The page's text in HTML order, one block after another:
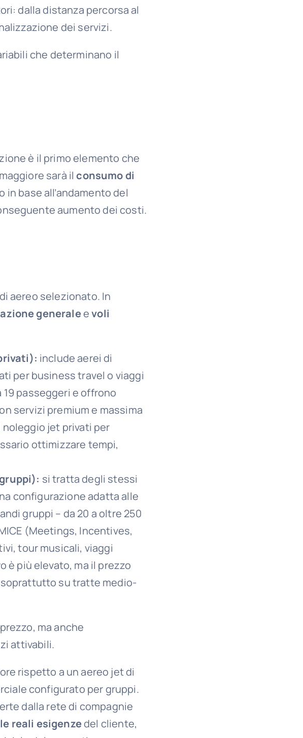
dalla distanza percorsa al
dei servizi.
che determinano il
è il primo elemento che
sarà ilconsumo di
base all’andamento del
aumento dei costi.
aereo selezionato. In
generaleevoli
include aerei di
per business travel o viaggi
passeggeri e offrono
servizi premium e massima
noleggio jet privati per
ottimizzare tempi,
si tratta degli stessi
configurazione adatta alle
gruppi – da 20 a oltre 250
(Meetings, Incentives,
tour musicali, viaggi
è più elevato, ma il prezzo
su tratte medio-
ma anche
attivabili.
rispetto a un aereo jet di
configurato per gruppi.
dalla rete di compagnie
reali esigenzedel cliente,